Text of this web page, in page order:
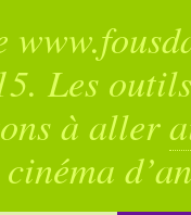
Les
à aller